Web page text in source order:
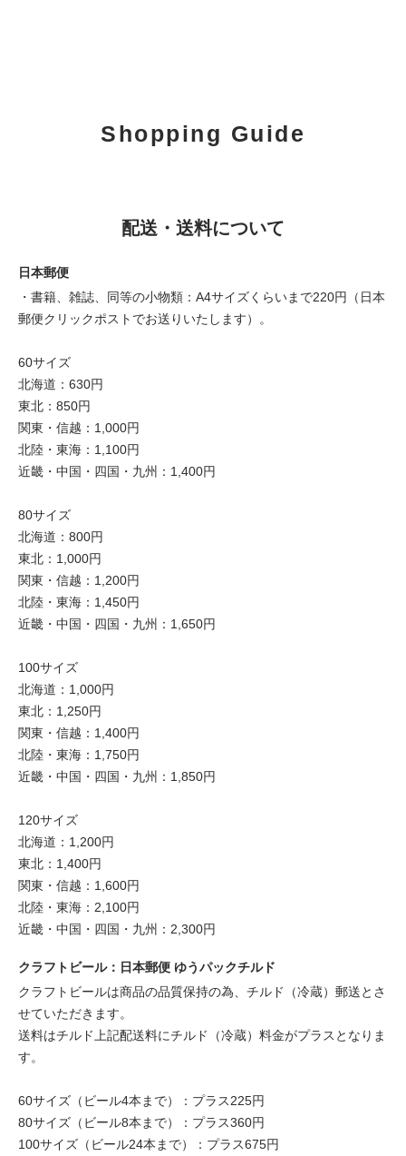
Shopping Guide
配送・送料について
日本郵便
・書籍、雑誌、同等の小物類：A4サイズくらいまで220円（日本
郵便クリックポストでお送りいたします）。
60サイズ
北海道：630円
東北：850円
関東・信越：1,000円
北陸・東海：1,100円
近畿・中国・四国・九州：1,400円
80サイズ
北海道：800円
東北：1,000円
関東・信越：1,200円
北陸・東海：1,450円
近畿・中国・四国・九州：1,650円
100サイズ
北海道：1,000円
東北：1,250円
関東・信越：1,400円
北陸・東海：1,750円
近畿・中国・四国・九州：1,850円
120サイズ
北海道：1,200円
東北：1,400円
関東・信越：1,600円
北陸・東海：2,100円
近畿・中国・四国・九州：2,300円
クラフトビール：日本郵便 ゆうパックチルド
クラフトビールは商品の品質保持の為、チルド（冷蔵）郵送とさ
せていただきます。
送料はチルド上記配送料にチルド（冷蔵）料金がプラスとなりま
す。
60サイズ（ビール4本まで）：プラス225円
80サイズ（ビール8本まで）：プラス360円
100サイズ（ビール24本まで）：プラス675円